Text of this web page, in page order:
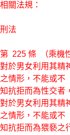
相關法規：
刑法
第 225 條 （乘機
對於男女利用其精
之情形，不能或不
知抗拒而為性交者
對於男女利用其精
之情形，不能或不
知抗拒而為猥褻之